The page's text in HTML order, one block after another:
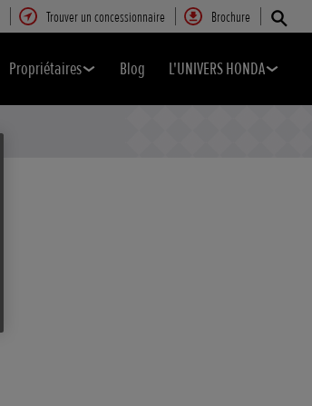
Trouver un concessionnaire Brochure
Propriétaires Blog L'UNIVERS HONDA